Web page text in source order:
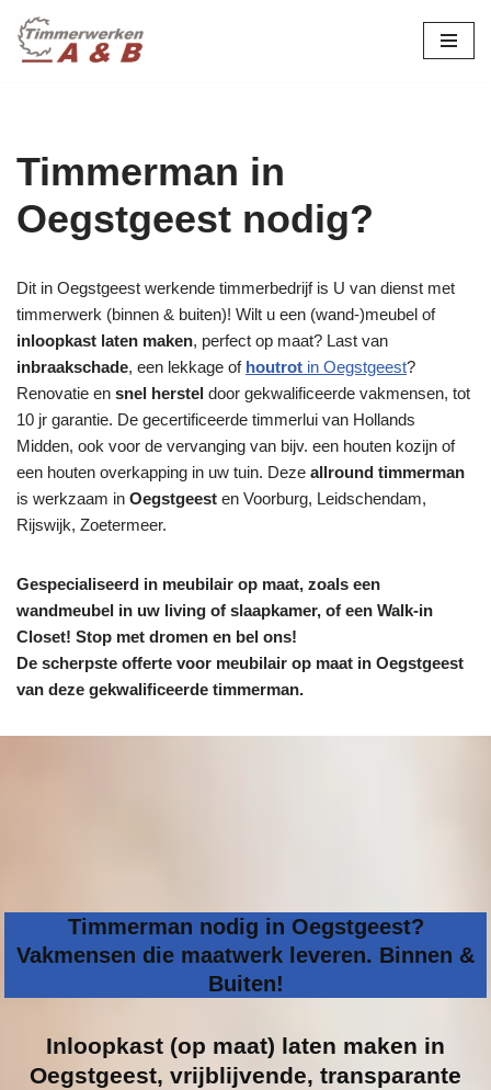
Ga
Timmerman in
Oegstgeest nodig?
Dit in Oegstgeest werkende timmerbedrijf is U van dienst met
timmerwerk (binnen & buiten)! Wilt u een (wand-)meubel of
inloopkast laten maken, perfect op maat? Last van
inbraakschade, een lekkage of houtrot in Oegstgeest?
Renovatie en snel herstel door gekwalificeerde vakmensen, tot
10 jr garantie. De gecertificeerde timmerlui van Hollands
Midden, ook voor de vervanging van bijv. een houten kozijn of
een houten overkapping in uw tuin. Deze allround timmerman
is werkzaam in Oegstgeest en Voorburg, Leidschendam,
Rijswijk, Zoetermeer.
Gespecialiseerd in meubilair op maat, zoals een
wandmeubel in uw living of slaapkamer, of een Walk-in
Closet! Stop met dromen en bel ons!
De scherpste offerte voor meubilair op maat in Oegstgeest
van deze gekwalificeerde timmerman.
Timmerman nodig in Oegstgeest?
Vakmensen die maatwerk leveren. Binnen &
Buiten!
Inloopkast (op maat) laten maken in
Oegstgeest, vrijblijvende, transparante